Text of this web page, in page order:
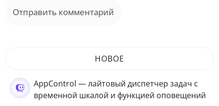
НОВОЕ
AppControl — лайтовый диспетчер задач с
временной шкалой и функцией оповещений